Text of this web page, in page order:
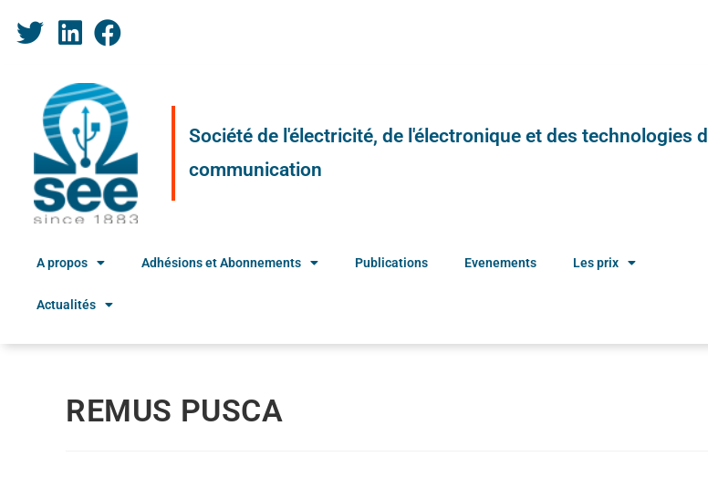
Société de l'électricité, de l'électronique et des technologies
communication
A propos Adhésions et Abonnements Publications Evenements Les prix
Actualités
REMUS PUSCA